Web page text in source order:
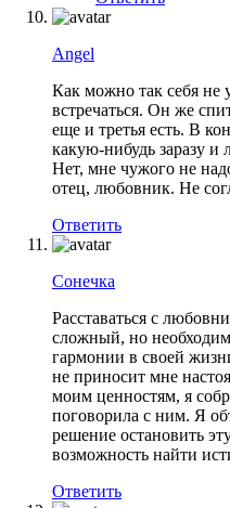
Angel
Как можно так себя не
встречаться. Он же
еще и третья есть. В
какую-нибудь заразу и
Нет, мне чужого не
отец, любовник. Не
Ответить
Сонечка
Расставаться с
сложный, но
гармонии в своей
не приносит мне
моим ценностям, я
поговорила с ним. Я
решение остановить
возможность найти
Ответить